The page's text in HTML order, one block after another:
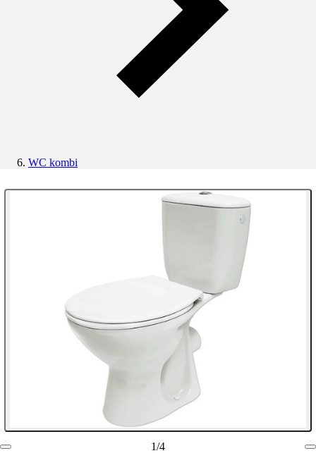
WC kombi
1/4